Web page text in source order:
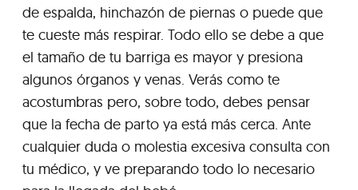
de espalda, hinchazón de piernas o puede que
te cueste más respirar. Todo ello se debe a que
el tamaño de tu barriga es mayor y presiona
algunos órganos y venas. Verás como te
acostumbras pero, sobre todo, debes pensar
que la fecha de parto ya está más cerca. Ante
cualquier duda o molestia excesiva consulta con
tu médico, y ve preparando todo lo necesario